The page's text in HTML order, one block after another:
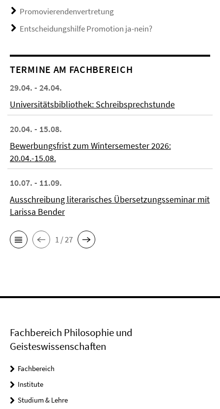
Promovierendenvertretung
Entscheidungshilfe Promotion ja-nein?
TERMINE AM FACHBEREICH
29.04. - 24.04.
Universitätsbibliothek: Schreibsprechstunde
20.04. - 15.08.
Bewerbungsfrist zum Wintersemester 2026:
20.04.-15.08.
10.07. - 11.09.
Ausschreibung literarisches Übersetzungsseminar mit
Larissa Bender
1 / 27
Fachbereich Philosophie und
Geisteswissenschaften
Fachbereich
Institute
Studium & Lehre